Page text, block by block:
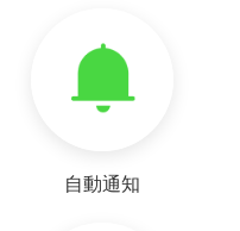
自動通知